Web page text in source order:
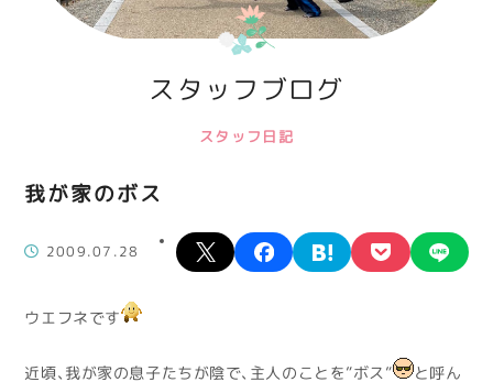
スタッフブログ
スタッフ日記
我が家のボス
2009.07.28
X facebookhatena pocket
ウエフネです
近頃、我が家の息子たちが陰で、主人のことを”ボス”
と呼ん